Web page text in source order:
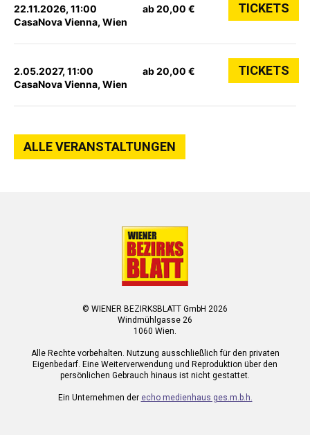
22.11.2026, 11:00
CasaNova Vienna, Wien
ab 20,00 € TICKETS
2.05.2027, 11:00
CasaNova Vienna, Wien
ab 20,00 € TICKETS
ALLE VERANSTALTUNGEN
© WIENER BEZIRKSBLATT GmbH 2026
Windmühlgasse 26
1060 Wien.
Alle Rechte vorbehalten. Nutzung ausschließlich für den privaten
Eigenbedarf. Eine Weiterverwendung und Reproduktion über den
persönlichen Gebrauch hinaus ist nicht gestattet.
Ein Unternehmen der echo medienhaus ges.m.b.h.